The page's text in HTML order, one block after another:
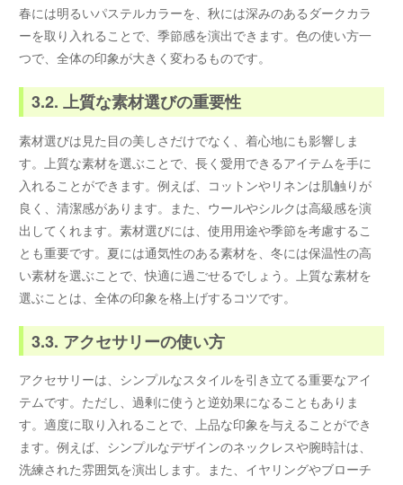
春には明るいパステルカラーを、秋には深みのあるダークカラ
ーを取り入れることで、季節感を演出できます。色の使い方一
つで、全体の印象が大きく変わるものです。
3.2. 上質な素材選びの重要性
素材選びは見た目の美しさだけでなく、着心地にも影響しま
す。上質な素材を選ぶことで、長く愛用できるアイテムを手に
入れることができます。例えば、コットンやリネンは肌触りが
良く、清潔感があります。また、ウールやシルクは高級感を演
出してくれます。素材選びには、使用用途や季節を考慮するこ
とも重要です。夏には通気性のある素材を、冬には保温性の高
い素材を選ぶことで、快適に過ごせるでしょう。上質な素材を
選ぶことは、全体の印象を格上げするコツです。
3.3. アクセサリーの使い方
アクセサリーは、シンプルなスタイルを引き立てる重要なアイ
テムです。ただし、過剰に使うと逆効果になることもありま
す。適度に取り入れることで、上品な印象を与えることができ
ます。例えば、シンプルなデザインのネックレスや腕時計は、
洗練された雰囲気を演出します。また、イヤリングやブローチ